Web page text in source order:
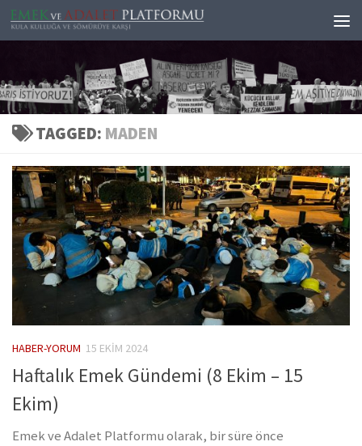
Skip to content
TAGGED: MADEN
HABER-YORUM 15 EKIM 2024
Haftalık Emek Gündemi (8 Ekim – 15
Ekim)
Emek ve Adalet Platformu olarak, bir süre önce